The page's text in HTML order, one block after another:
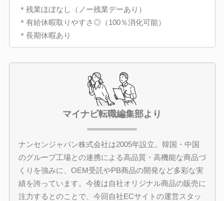
＊残業ほぼなし（ノー残業デーあり）
＊有給休暇取りやすさ◎（100％消化可能）
＊長期休暇あり
マイナビ転職編集部より
ナンセンジャパン株式会社は2005年設立。韓国・中国
のグループ工場との連携による高品質・高機能な商品づ
くりを強みに、OEM受託やPB商品の開発など多彩な実
績を誇っています。今後は自社オリジナル商品の販売に
注力するとのことで、今回自社ECサイトの運営スタッ